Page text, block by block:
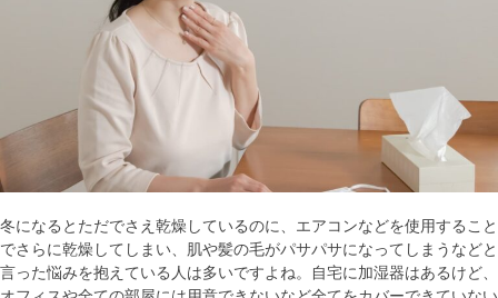
冬になるとただでさえ乾燥しているのに、エアコンなどを使用すること
でさらに乾燥してしまい、肌や髪の毛がパサパサになってしまうなどと
言った悩みを抱えている人は多いですよね。自宅に加湿器はあるけど、